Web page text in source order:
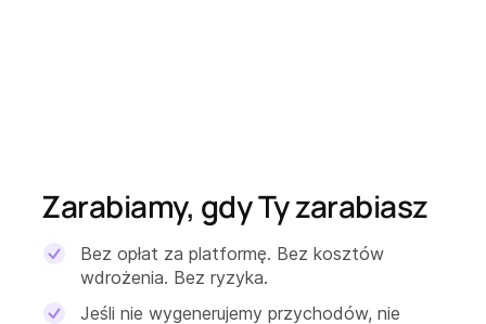
Zarabiamy, gdy Ty zarabiasz
Bez opłat za platformę. Bez kosztów
wdrożenia. Bez ryzyka.
Jeśli nie wygenerujemy przychodów, nie